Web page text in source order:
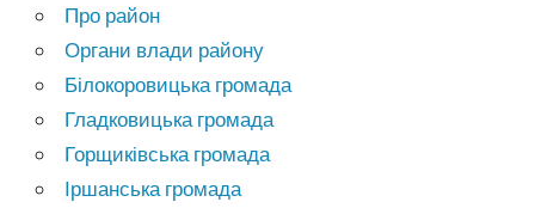
Про район
Органи влади району
Білокоровицька громада
Гладковицька громада
Горщиківська громада
Іршанська громада